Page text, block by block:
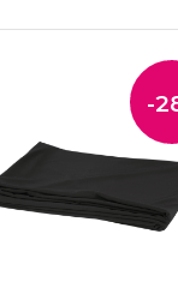
-